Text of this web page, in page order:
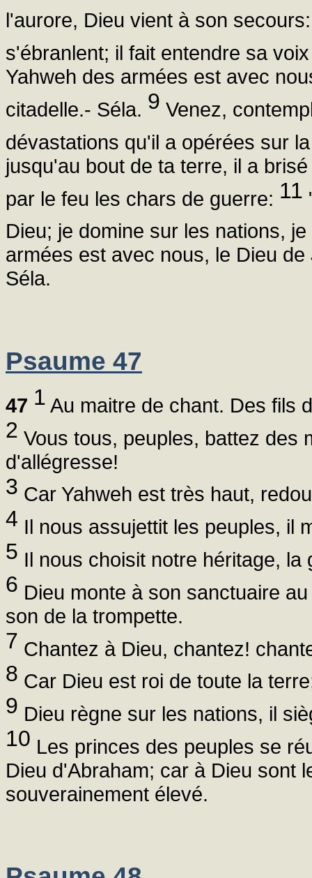
l'aurore, Dieu vient à son
s'ébranlent; il fait entendre sa
Yahweh des armées est avec
citadelle.- Séla. 9 Venez,
dévastations qu'il a opérées sur
jusqu'au bout de ta terre, il a
par le feu les chars de guerre: 11
Dieu; je domine sur les nations,
armées est avec nous, le Dieu
Séla.
Psaume 47
47 1 Au maitre de chant. Des fils
2 Vous tous, peuples, battez des
d'allégresse!
3 Car Yahweh est très haut,
4 Il nous assujettit les peuples, il
5 Il nous choisit notre héritage,
6 Dieu monte à son sanctuaire
son de la trompette.
7 Chantez à Dieu, chantez!
8 Car Dieu est roi de toute la
9 Dieu règne sur les nations, il
10 Les princes des peuples se
Dieu d'Abraham; car à Dieu sont
souverainement élevé.